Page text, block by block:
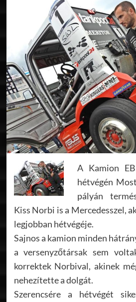
A Kamion
hétvégén
pályán
Kiss Norbi is a Mercedesszel,
legjobban hétvégéje.
Sajnos a kamion minden
a versenyzőtársak sem
korrektek Norbival, akinek
nehezítette a dolgát.
Szerencsére a hétvégét